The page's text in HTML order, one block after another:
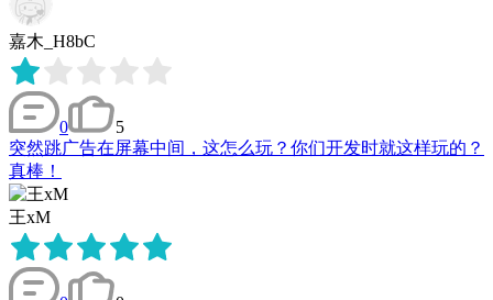
嘉木_H8bC
0
5
突然跳广告在屏幕中间，这怎么玩？你们开发时就这样玩的？
真棒！
王xM